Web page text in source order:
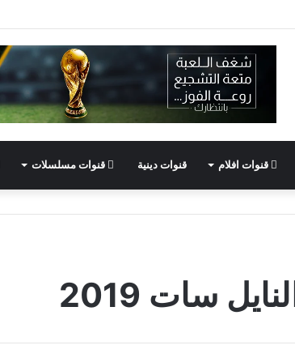
قنوات افلام قنوات دينية قنوات مسلسلات
سات 2019